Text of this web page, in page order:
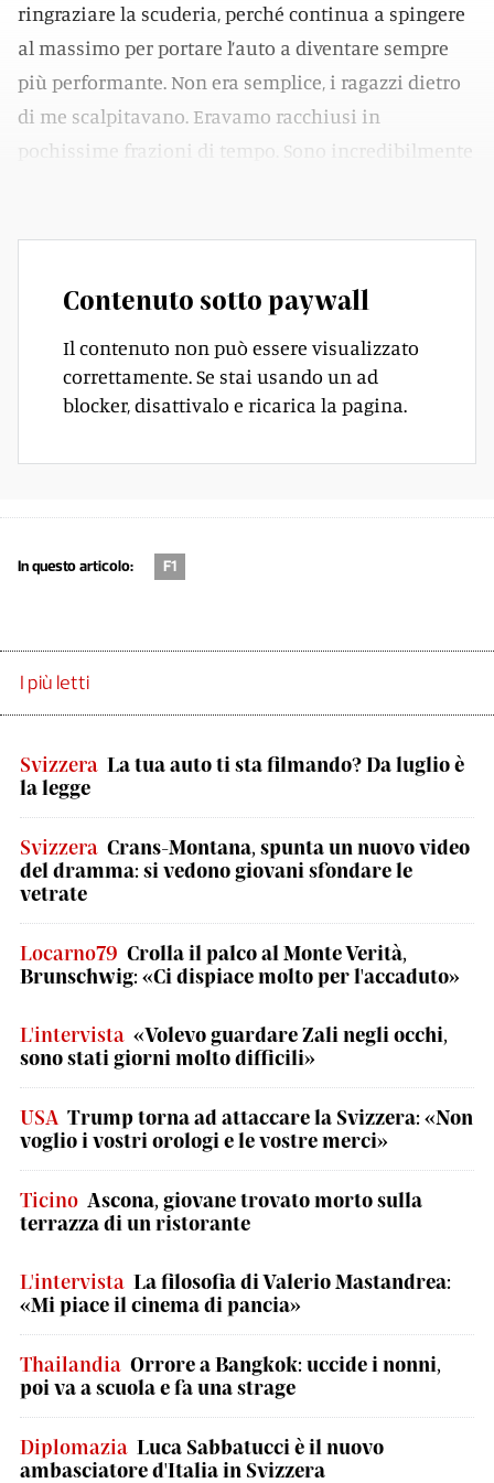
ringraziare la scuderia, perché continua a spingere
al massimo per portare l’auto a diventare sempre
più performante. Non era semplice, i ragazzi dietro
di me scalpitavano. Eravamo racchiusi in
pochissime frazioni di tempo. Sono incredibilmente
Contenuto sotto paywall
Il contenuto non può essere visualizzato
correttamente. Se stai usando un ad
blocker, disattivalo e ricarica la pagina.
In questo articolo: F1
I più letti
Svizzera La tua auto ti sta filmando? Da luglio è
la legge
Svizzera Crans-Montana, spunta un nuovo video
del dramma: si vedono giovani sfondare le
vetrate
Locarno79 Crolla il palco al Monte Verità,
Brunschwig: «Ci dispiace molto per l'accaduto»
L'intervista «Volevo guardare Zali negli occhi,
sono stati giorni molto difficili»
USA Trump torna ad attaccare la Svizzera: «Non
voglio i vostri orologi e le vostre merci»
Ticino Ascona, giovane trovato morto sulla
terrazza di un ristorante
L'intervista La filosofia di Valerio Mastandrea:
«Mi piace il cinema di pancia»
Thailandia Orrore a Bangkok: uccide i nonni,
poi va a scuola e fa una strage
Diplomazia Luca Sabbatucci è il nuovo
ambasciatore d'Italia in Svizzera